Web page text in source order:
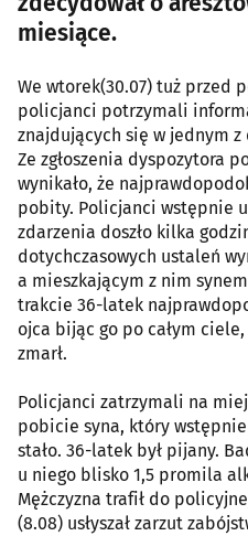
miesiące.
We wtorek(30.07) tuż przed
policjanci potrzymali
znajdujących się w jednym z
Ze zgłoszenia dyspozytora
wynikało, że
pobity. Policjanci wstępnie
zdarzenia doszło kilka
dotychczasowych ustaleń
a mieszkającym z nim
trakcie 36-latek
ojca bijąc go po całym
zmarł.
Policjanci zatrzymali na
pobicie syna, który
stało. 36-latek był pijany.
u niego blisko 1,5 promila
Mężczyzna trafił do
(8.08) usłyszał zarzut